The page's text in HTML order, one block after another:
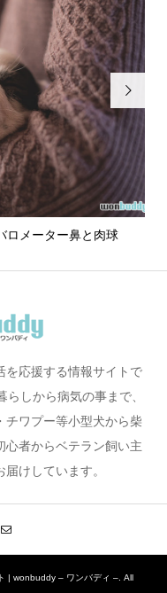
ロメーター鼻と肉球

を応援する情報サイトで
しから病気の事まで、
チワプー等小型犬から柴
心者からベテラン飼い主
けしています。
| wonbuddy – ワンバディ –. All